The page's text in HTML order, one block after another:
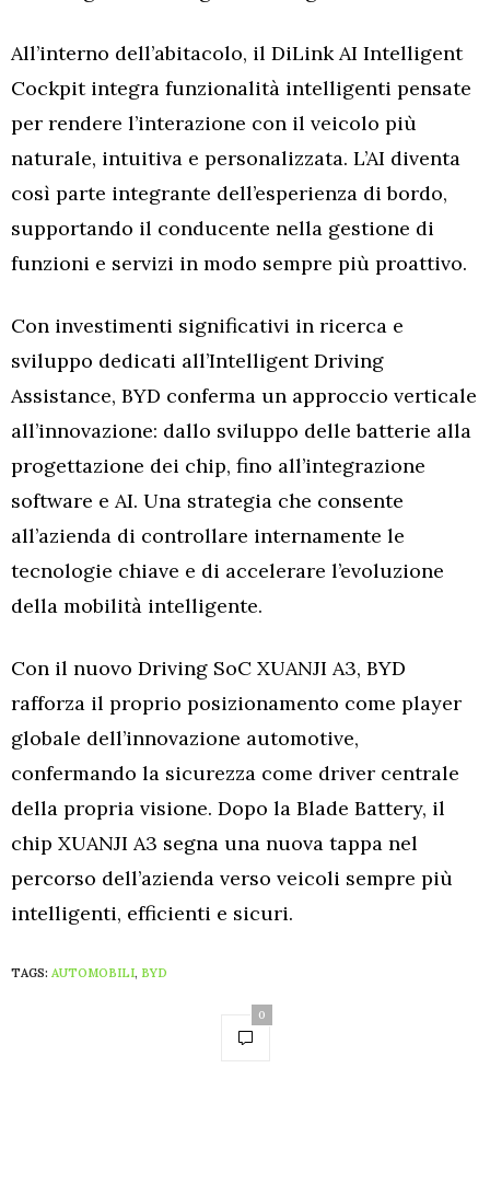
All’interno dell’abitacolo, il DiLink AI Intelligent
Cockpit integra funzionalità intelligenti pensate
per rendere l’interazione con il veicolo più
naturale, intuitiva e personalizzata. L’AI diventa
così parte integrante dell’esperienza di bordo,
supportando il conducente nella gestione di
funzioni e servizi in modo sempre più proattivo.
Con investimenti significativi in ricerca e
sviluppo dedicati all’Intelligent Driving
Assistance, BYD conferma un approccio verticale
all’innovazione: dallo sviluppo delle batterie alla
progettazione dei chip, fino all’integrazione
software e AI. Una strategia che consente
all’azienda di controllare internamente le
tecnologie chiave e di accelerare l’evoluzione
della mobilità intelligente.
Con il nuovo Driving SoC XUANJI A3, BYD
rafforza il proprio posizionamento come player
globale dell’innovazione automotive,
confermando la sicurezza come driver centrale
della propria visione. Dopo la Blade Battery, il
chip XUANJI A3 segna una nuova tappa nel
percorso dell’azienda verso veicoli sempre più
intelligenti, efficienti e sicuri.
TAGS: AUTOMOBILI, BYD
0